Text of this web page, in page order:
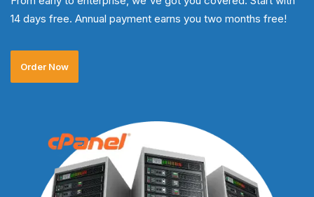
14 days free. Annual payment earns you two months free!
Order Now